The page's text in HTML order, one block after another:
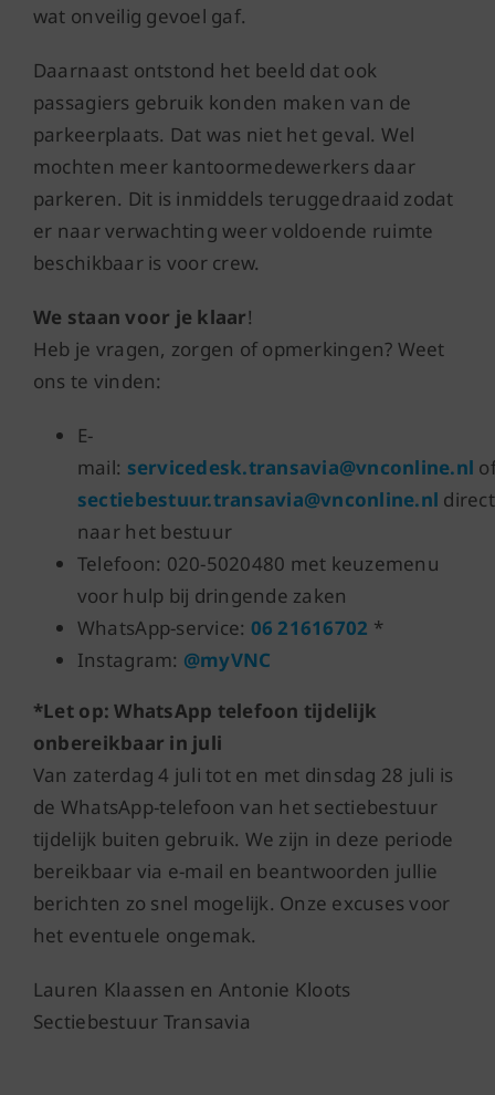
wat onveilig gevoel gaf.
Daarnaast ontstond het beeld dat ook
passagiers gebruik konden maken van de
parkeerplaats. Dat was niet het geval. Wel
mochten meer kantoormedewerkers daar
parkeren. Dit is inmiddels teruggedraaid zodat
er naar verwachting weer voldoende ruimte
beschikbaar is voor crew.
We staan voor je klaar!
Heb je vragen, zorgen of opmerkingen? Weet
ons te vinden:
E-
mail: servicedesk.transavia@vnconline.nl
sectiebestuur.transavia@vnconline.nl direct
naar het bestuur
Telefoon: 020-5020480 met keuzemenu
voor hulp bij dringende zaken
WhatsApp-service: 06 21616702 *
Instagram: @myVNC
*Let op:WhatsApp telefoon tijdelijk
onbereikbaar in juli
Van zaterdag 4 juli tot en met dinsdag 28 juli is
de WhatsApp-telefoon van het sectiebestuur
tijdelijk buiten gebruik. We zijn in deze periode
bereikbaar via e-mail en beantwoorden jullie
berichten zo snel mogelijk. Onze excuses voor
het eventuele ongemak.
Lauren Klaassen en Antonie Kloots
Sectiebestuur Transavia